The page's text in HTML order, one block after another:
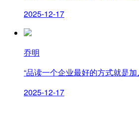
专有技术
2025-12-17
乔明
“品读一个企业最好的方式就是
2025-12-17